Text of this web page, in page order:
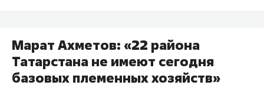
Марат Ахметов: «22 района
Татарстана не имеют сегодня
базовых племенных хозяйств»